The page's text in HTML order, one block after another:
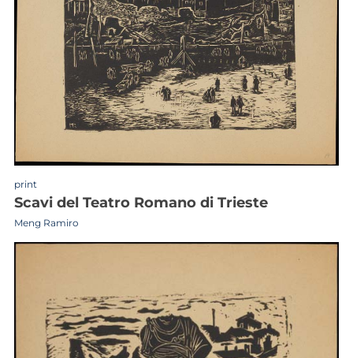
print
scavi del Teatro Romano di Trieste
Meng Ramiro